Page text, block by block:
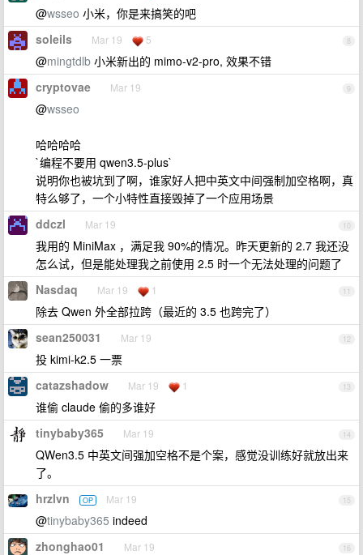
@wsseo 小米，你是来搞笑的吧
8
soleils Mar 19 5
@mingtdlb 小米新出的 mimo-v2-pro, 效果不错
9
cryptovae Mar 19
@wsseo
哈哈哈哈
`编程不要用 qwen3.5-plus`
说明你也被坑到了啊，谁家好人把中英文中间强制加空格啊，真
特么够了，一个小特性直接毁掉了一个应用场景
10
ddczl Mar 19
我用的 MiniMax ，满足我 90%的情况。昨天更新的 2.7 我还没
怎么试，但是能处理我之前使用 2.5 时一个无法处理的问题了
11
Nasdaq Mar 19 1
除去 Qwen 外全部拉跨（最近的 3.5 也跨完了）
12
sean250031 Mar 19
投 kimi-k2.5 一票
13
catazshadow Mar 19 1
谁偷 claude 偷的多谁好
14
tinybaby365 Mar 19
QWen3.5 中英文间强加空格不是个案，感觉没训练好就放出来
了。
15
hrzlvn OP Mar 19
@tinybaby365 indeed
16
zhonghao01 Mar 19